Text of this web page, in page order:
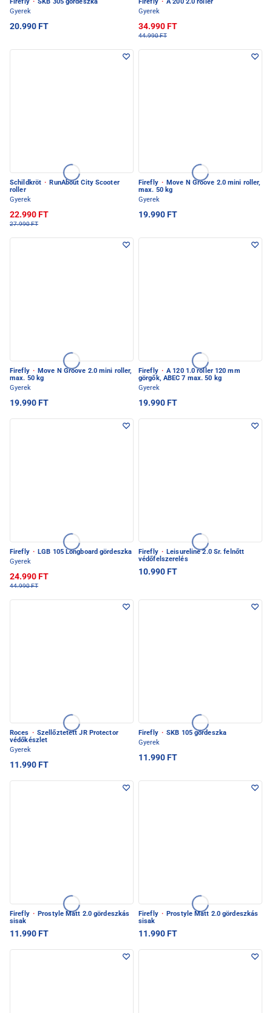
Firefly · SKB 305 gördeszka
Gyerek
20.990 FT
Firefly · A 200 2.0 roller
Gyerek
34.990 FT
44.990 FT
Schildkröt · RunAbout City Scooter
roller
Gyerek
22.990 FT
27.990 FT
Firefly · Move N Groove 2.0 mini roller,
max. 50 kg
Gyerek
19.990 FT
Firefly · Move N Groove 2.0 mini roller,
max. 50 kg
Gyerek
19.990 FT
Firefly · A 120 1.0 roller 120 mm
görgők, ABEC 7 max. 50 kg
Gyerek
19.990 FT
Firefly · LGB 105 Longboard gördeszka
Gyerek
24.990 FT
44.990 FT
Firefly · Leisureline 2.0 Sr. felnőtt
védőfelszerelés
10.990 FT
Roces · Szellőztetett JR Protector
védőkészlet
Gyerek
11.990 FT
Firefly · SKB 105 gördeszka
Gyerek
11.990 FT
Firefly · Prostyle Matt 2.0 gördeszkás
sisak
11.990 FT
Firefly · Prostyle Matt 2.0 gördeszkás
sisak
11.990 FT